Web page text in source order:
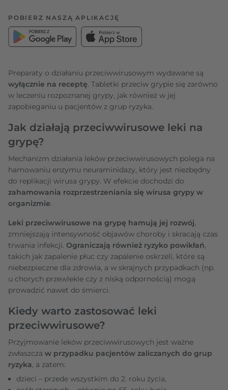
POBIERZ NASZĄ APLIKACJĘ
Preparaty o działaniu przeciwwirusowym wydawane są
wyłącznie na receptę. Tabletki przeciw grypie się zarówno
w leczeniu rozpoznanej grypy, jak również w jej
zapobieganiu u pacjentów z grup ryzyka.
Jak działają przeciwwirusowe leki na
grypę?
Mechanizm działania leków przeciwwirusowych polega na
hamowaniu enzymu neuraminidazy, który jest niezbędny
do replikacji wirusa grypy. W efekcie dochodzi do
zahamowania rozprzestrzeniania się wirusa grypy w
organizmie.
Leki przeciwwirusowe na grypę hamują jej rozwój,
zmniejszają intensywność objawów choroby i skracają czas
trwania infekcji. Ograniczają również ryzyko powikłań,
takich jak zapalenie płuc czy zapalenie oskrzeli, które są
niebezpieczne dla zdrowia, a w skrajnych przypadkach (np.
u chorych przewlekle czy z niską odpornością) mogą
prowadzić nawet do śmierci.
Kiedy warto zastosować leki
przeciwwirusowe?
Przyjmowanie leków przeciwwirusowych jest ważne
zwłaszcza w przypadku pacjentów zaliczanych do grup
ryzyka, a zatem:
dzieci – przede wszystkim do 2. roku życia,